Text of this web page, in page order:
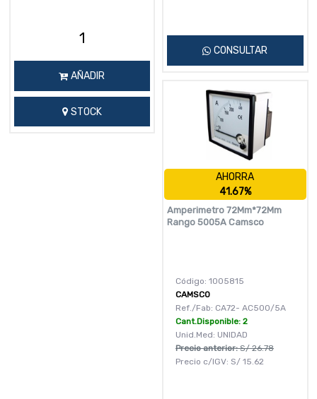
AÑADIR
STOCK
CONSULTAR
AHORRA
41.67%
Amperimetro 72Mm*72Mm
Rango 5005A Camsco
Código: 1005815
CAMSCO
Ref./Fab: CA72- AC500/5A
Cant.Disponible: 2
Unid.Med: UNIDAD
Precio anterior:S/ 26.78
Precio c/IGV: S/ 15.62